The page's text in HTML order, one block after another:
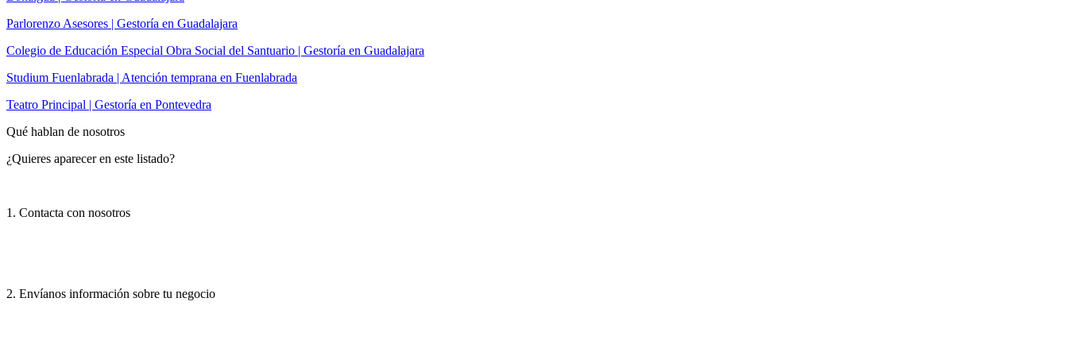
Parlorenzo Asesores | Gestoría en Guadalajara
Colegio de Educación Especial Obra Social del Santuario | Gestoría en Guadalajara
Studium Fuenlabrada | Atención temprana en Fuenlabrada
Teatro Principal | Gestoría en Pontevedra
Qué hablan de nosotros
¿Quieres aparecer en este listado?
1. Contacta con nosotros
2. Envíanos información sobre tu negocio